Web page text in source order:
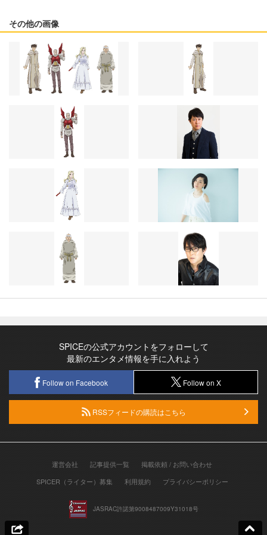
その他の画像
SPICEの公式アカウントをフォローして
最新のエンタメ情報を手に入れよう
Follow on Facebook Follow on X
RSSフィードの購読はこちら
運営会社 記事提供一覧
掲載依頼 / お問い合わせ
SPICER（ライター）募集
利用規約 プライバシーポリシー
JASRAC許諾第9008487009Y31018号